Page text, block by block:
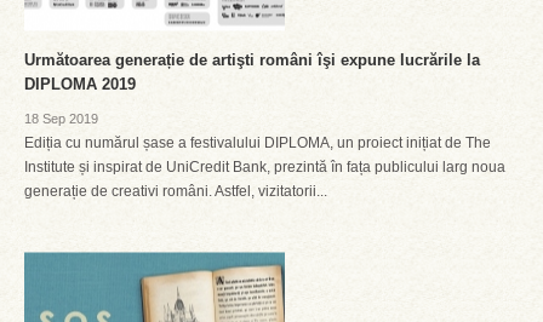
Următoarea generație de artişti români îşi expune lucrările la
DIPLOMA 2019
18 Sep 2019
Ediția cu numărul șase a festivalului DIPLOMA, un proiect inițiat de The
Institute și inspirat de UniCredit Bank, prezintă în fața publicului larg noua
generație de creativi români. Astfel, vizitatorii...